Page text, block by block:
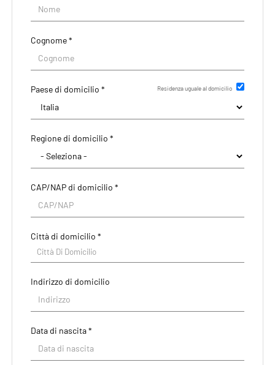
DE
ES
PT
Cognome *
Paese di domicilio * Residenza uguale al domicilio
Regione di domicilio *
CAP/NAP di domicilio *
Città di domicilio *
Città Di Domicilio
Indirizzo di domicilio
Paese di residenza *
Data di nascita *